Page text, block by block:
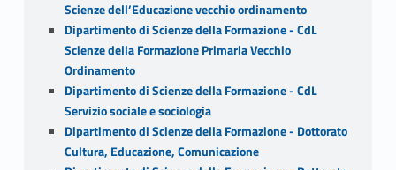
Scienze dell’Educazione vecchio ordinamento
Dipartimento di Scienze della Formazione - CdL
Scienze della Formazione Primaria Vecchio
Ordinamento
Dipartimento di Scienze della Formazione - CdL
Servizio sociale e sociologia
Dipartimento di Scienze della Formazione - Dottorato
Cultura, Educazione, Comunicazione